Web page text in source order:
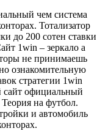
чем система
Тотализатор
до 200 сотен ставки
1win – зеркало а
не принимаешь
ознакомительную
стратегии 1win
сайт официальный
на футбол.
и автомобиль